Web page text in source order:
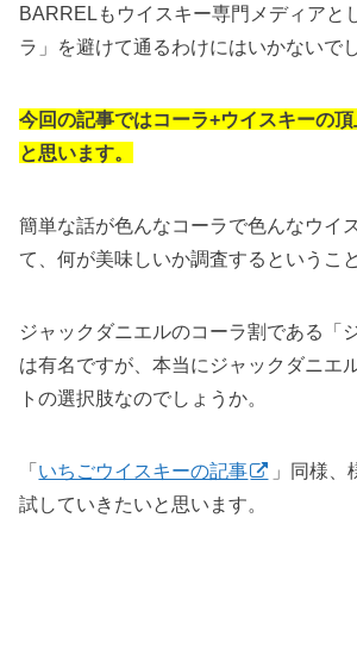
BARRELもウイスキー専門メディアと
ラ」を避けて通るわけにはいかないで
今回の記事ではコーラ+ウイスキーの
と思います。
簡単な話が色んなコーラで色んなウイ
て、何が美味しいか調査するというこ
ジャックダニエルのコーラ割である「
は有名ですが、本当にジャックダニエ
トの選択肢なのでしょうか。
「いちごウイスキーの記事
」同様、
試していきたいと思います。